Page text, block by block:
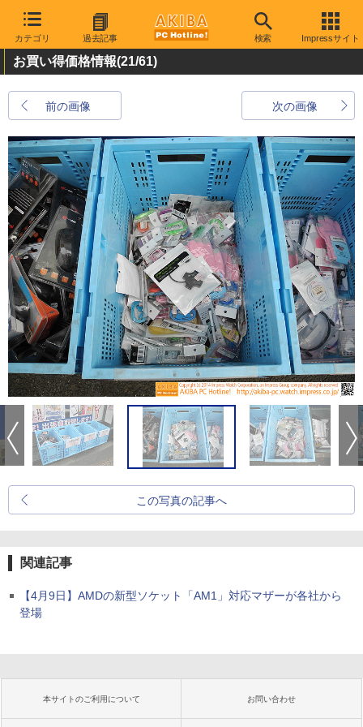
カテゴリ 過去記事 検索 Impressサイト
お買い得価格情報(21/61)
前の画像 次の画像
この写真の記事へ
関連記事
【4月9日】AMDの新型ソケット「AM1」対応マザーが各社から
登場
本サイトのご利用について お問い合わせ